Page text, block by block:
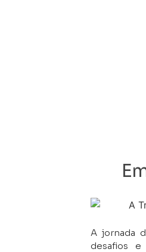
A jornada
desafios